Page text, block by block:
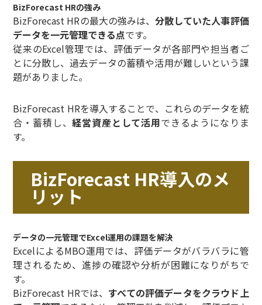
BizForecast HRの強み
BizForecast HRの最大の強みは、分散していた人事評価
データを一元管理できる点です。
従来のExcel管理では、評価データが各部門や担当者ご
とに分散し、過去データの蓄積や活用が難しいという課
題がありました。
BizForecast HRを導入することで、これらのデータを統
合・蓄積し、経営資産として活用できるようになりま
す。
BizForecast HR導入のメ
リット
データの一元管理でExcel運用の課題を解決
ExcelによるMBO運用では、評価データがバラバラに管
理されるため、進捗の確認や分析が困難になりがちで
す。
BizForecast HRでは、 すべての評価データをクラウド上